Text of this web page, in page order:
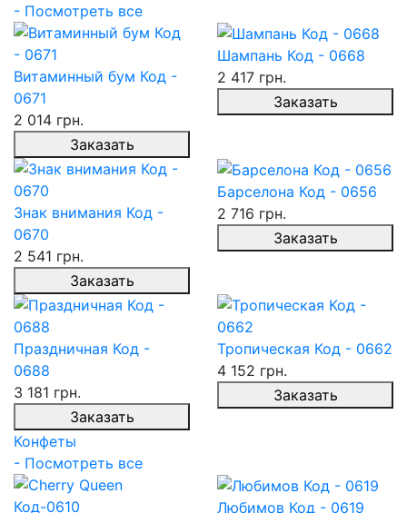
- Посмотреть все
Витаминный бум Код -
0671
2 014 грн.
Заказать
Шампань Код - 0668
2 417 грн.
Заказать
Знак внимания Код -
0670
2 541 грн.
Заказать
Барселона Код - 0656
2 716 грн.
Заказать
Праздничная Код -
0688
3 181 грн.
Заказать
Тропическая Код - 0662
4 152 грн.
Заказать
Конфеты
- Посмотреть все
Любимов Код - 0619